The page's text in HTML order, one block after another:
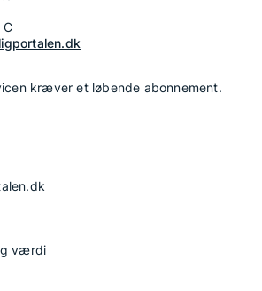
C
kræver et løbende abonnement.
værdi